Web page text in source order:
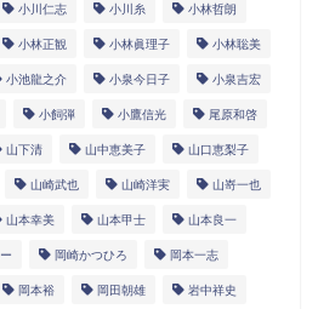
小川仁志 小川糸 小林哲朗
小林正観 小林眞理子 小林聡美
小池龍之介 小泉今日子 小泉吉宏
小飼弾 小鷹信光 尾原和啓
山下清 山中恵美子 山口恵梨子
山崎武也 山崎洋実 山嵜一也
山本幸美 山本甲士 山本良一
岡崎かつひろ 岡本一志
岡本裕 岡田朝雄 岩中祥史